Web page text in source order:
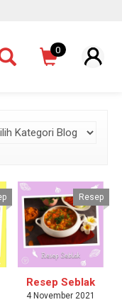
0
Resep
Resep Seblak
4 November 2021